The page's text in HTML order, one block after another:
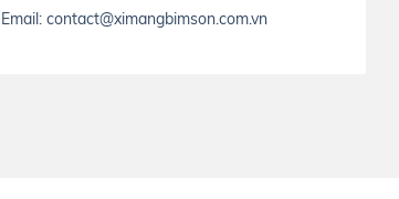
Email: contact@ximangbimson.com.vn